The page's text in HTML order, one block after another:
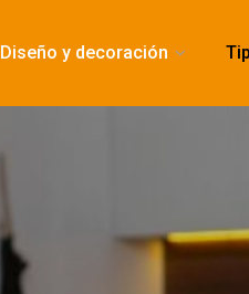
Diseño y decoración